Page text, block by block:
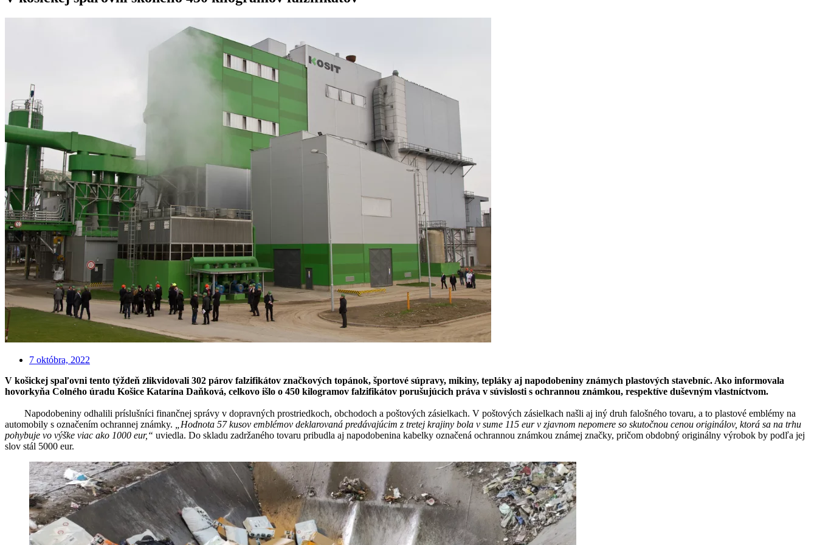
7 októbra, 2022
V košickej spaľovni tento týždeň zlikvidovali 302 párov falzifikátov značkových topánok, športové súpravy, mikiny, tepláky aj napodobeniny známych plastových stavebníc. Ako informovala
hovorkyňa Colného úradu Košice Katarína Daňková, celkovo išlo o 450 kilogramov falzifikátov porušujúcich práva v súvislosti s ochrannou známkou, respektíve duševným vlastníctvom.
Napodobeniny odhalili príslušníci finančnej správy v dopravných prostriedkoch, obchodoch a poštových zásielkach. V poštových zásielkach našli aj iný druh falošného tovaru, a to plastové emblémy na
automobily s označením ochrannej známky. „Hodnota 57 kusov emblémov deklarovaná predávajúcim z tretej krajiny bola v sume 115 eur v zjavnom nepomere so skutočnou cenou originálov, ktorá sa na trhu
pohybuje vo výške viac ako 1000 eur,“ uviedla. Do skladu zadržaného tovaru pribudla aj napodobenina kabelky označená ochrannou známkou známej značky, pričom obdobný originálny výrobok by podľa jej
slov stál 5000 eur.